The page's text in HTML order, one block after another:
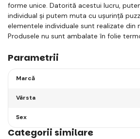
forme unice. Datorită acestui lucru,
individual și putem muta cu ușurință
elementele individuale sunt realizate din
Produsele nu sunt ambalate în folie
Parametrii
Marcă
Vârsta
Sex
Categorii similare